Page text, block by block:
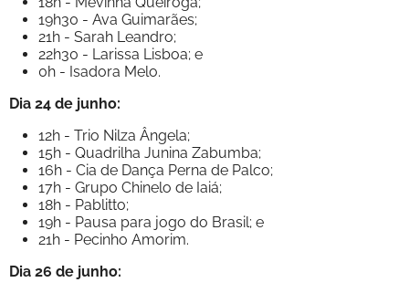
19h30 - Ava Guimarães;
21h - Sarah Leandro;
22h30 - Larissa Lisboa; e
0h - Isadora Melo.
Dia 24 de junho:
12h - Trio Nilza Ângela;
15h - Quadrilha Junina Zabumba;
16h - Cia de Dança Perna de Palco;
17h - Grupo Chinelo de Iaiá;
18h - Pablitto;
19h - Pausa para jogo do Brasil; e
21h - Pecinho Amorim.
Dia 26 de junho: